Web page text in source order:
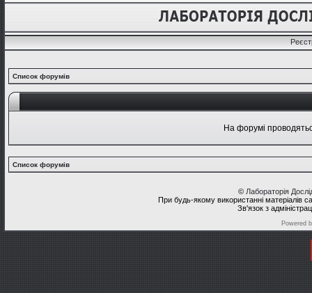
Список форумів
На форумі
Список форумів
© Лабораторія
При будь-якому використанні матеріалів
Зв'язок з
Powered